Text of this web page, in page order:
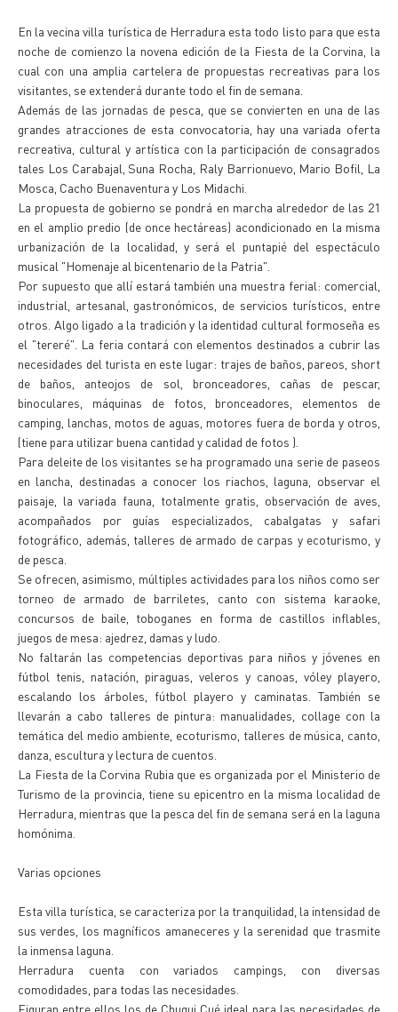
En la vecina villa turística de Herradura esta todo listo para que esta
noche de comienzo la novena edición de la Fiesta de la Corvina, la
cual con una amplia cartelera de propuestas recreativas para los
visitantes, se extenderá durante todo el fin de semana.
Además de las jornadas de pesca, que se convierten en una de las
grandes atracciones de esta convocatoria, hay una variada oferta
recreativa, cultural y artística con la participación de consagrados
tales Los Carabajal, Suna Rocha, Raly Barrionuevo, Mario Bofil, La
Mosca, Cacho Buenaventura y Los Midachi.
La propuesta de gobierno se pondrá en marcha alrededor de las 21
en el amplio predio (de once hectáreas) acondicionado en la misma
urbanización de la localidad, y será el puntapié del espectáculo
musical "Homenaje al bicentenario de la Patria".
Por supuesto que allí estará también una muestra ferial: comercial,
industrial, artesanal, gastronómicos, de servicios turísticos, entre
otros. Algo ligado a la tradición y la identidad cultural formoseña es
el "tereré". La feria contará con elementos destinados a cubrir las
necesidades del turista en este lugar: trajes de baños, pareos, short
de baños, anteojos de sol, bronceadores, cañas de pescar,
binoculares, máquinas de fotos, bronceadores, elementos de
camping, lanchas, motos de aguas, motores fuera de borda y otros,
(tiene para utilizar buena cantidad y calidad de fotos ).
Para deleite de los visitantes se ha programado una serie de paseos
en lancha, destinadas a conocer los riachos, laguna, observar el
paisaje, la variada fauna, totalmente gratis, observación de aves,
acompañados por guías especializados, cabalgatas y safari
fotográfico, además, talleres de armado de carpas y ecoturismo, y
de pesca.
Se ofrecen, asimismo, múltiples actividades para los niños como ser
torneo de armado de barriletes, canto con sistema karaoke,
concursos de baile, toboganes en forma de castillos inflables,
juegos de mesa: ajedrez, damas y ludo.
No faltarán las competencias deportivas para niños y jóvenes en
fútbol tenis, natación, piraguas, veleros y canoas, vóley playero,
escalando los árboles, fútbol playero y caminatas. También se
llevarán a cabo talleres de pintura: manualidades, collage con la
temática del medio ambiente, ecoturismo, talleres de música, canto,
danza, escultura y lectura de cuentos.
La Fiesta de la Corvina Rubia que es organizada por el Ministerio de
Turismo de la provincia, tiene su epicentro en la misma localidad de
Herradura, mientras que la pesca del fin de semana será en la laguna
homónima.
Varias opciones
Esta villa turística, se caracteriza por la tranquilidad, la intensidad de
sus verdes, los magníficos amaneceres y la serenidad que trasmite
la inmensa laguna.
Herradura cuenta con variados campings, con diversas
comodidades, para todas las necesidades.
Figuran entre ellos los de Chuqui Cué ideal para las necesidades de